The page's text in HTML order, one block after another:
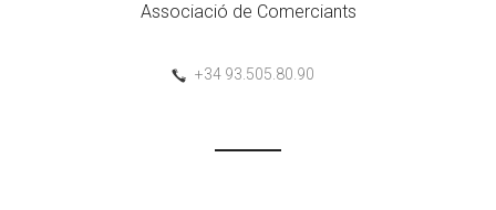
Associació de Comerciants
+34 93.505.80.90